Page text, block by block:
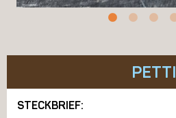
PETTI
STECKBRIEF: